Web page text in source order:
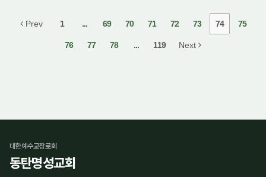
Prev 1 ... 69 70 71 72 73 74 75
76 77 78 ... 119 Next
대한예수교장로회
동탄명성교회